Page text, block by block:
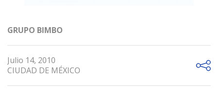
GRUPO BIMBO
Julio 14, 2010
CIUDAD DE MÉXICO